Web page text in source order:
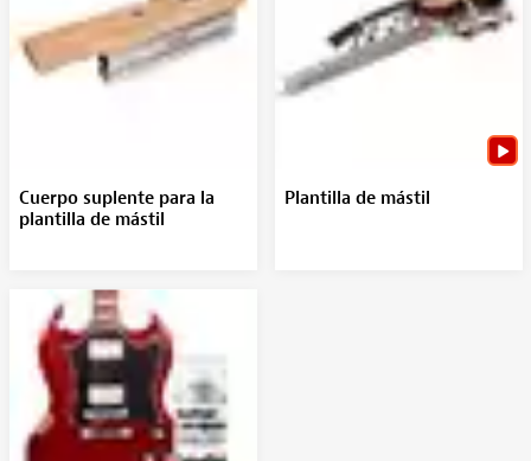
Cuerpo suplente para la
plantilla de mástil
Plantilla de mástil